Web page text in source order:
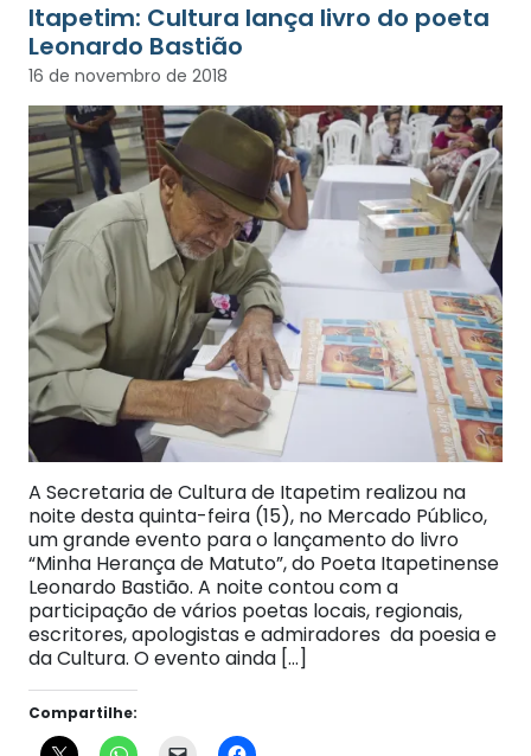
Itapetim: Cultura lança livro do poeta
Leonardo Bastião
16 de novembro de 2018
A Secretaria de Cultura de Itapetim realizou na
noite desta quinta-feira (15), no Mercado Público,
um grande evento para o lançamento do livro
“Minha Herança de Matuto”, do Poeta Itapetinense
Leonardo Bastião. A noite contou com a
participação de vários poetas locais, regionais,
escritores, apologistas e admiradores da poesia e
da Cultura. O evento ainda […]
Compartilhe: